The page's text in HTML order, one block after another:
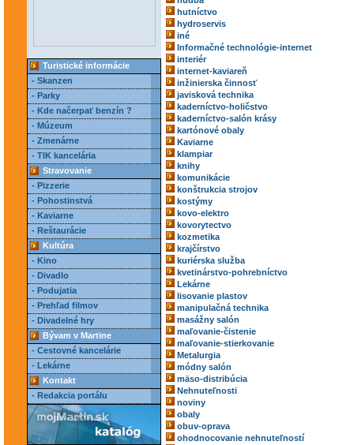
Turistické informácie
- Skanzen
- Parky
- Kde načerpať benzín ?
- Múzeum
- Zmenárne
- TIK kancelária
Stravovanie
- Pizzerie
- Pohostinstvá
- Kaviarne
- Reštaurácie
Kultúra
- Kino
- Divadlo
- Podujatia
- Prehľad filmov
- Divadelné hry
Bývam v Martine
- Cestovné kancelárie
- Lekárne
Kontakt
- Redakcia portálu
hutníctvo
hydroservis
iné
Informačné technológie-internet
interiér
internet-kaviareň
inžinierska činnosť
javisková technika
kaderníctvo-holičstvo
kaderníctvo-salón krásy
kartónové obaly
Kaviarne
klampiar
knihy
komunikácie
konštrukcia strojov
kostýmy
kovo-elektro
kovorytectvo
kozmetika
krajčírstvo
kuriérska služba
kvetinárstvo-pohrebníctvo
Lekárne
lisovanie plastov
manipulačná technika
masážny salón
maľovanie-čistenie
maľovanie-stierkovanie
Metalurgia
módny salón
mäso-distribúcia
Nehnuteľnosti
noviny
obaly
obuv-oprava
ohodnocovanie nehnuteľností